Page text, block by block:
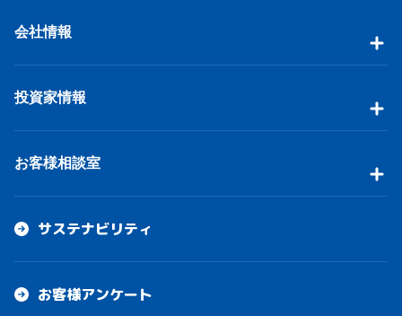
会社情報
投資家情報
お客様相談室
サステナビリティ
お客様アンケート